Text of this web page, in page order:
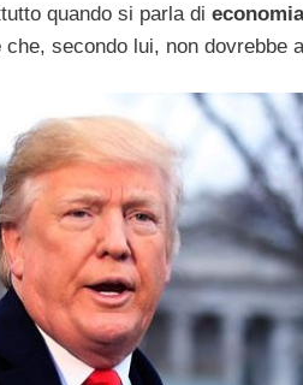
quando si parla di economia
che, secondo lui, non dovrebbe